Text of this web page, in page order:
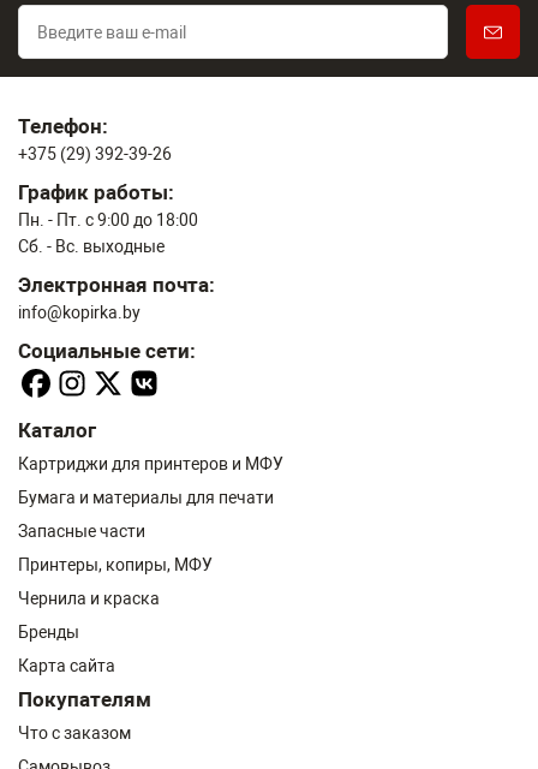
Телефон:
+375 (29) 392-39-26
График работы:
Пн. - Пт. с 9:00 до 18:00
Сб. - Вс. выходные
Электронная почта:
info@kopirka.by
Социальные сети:
Каталог
Картриджи для принтеров и МФУ
Бумага и материалы для печати
Запасные части
Принтеры, копиры, МФУ
Чернила и краска
Бренды
Карта сайта
Покупателям
Что с заказом